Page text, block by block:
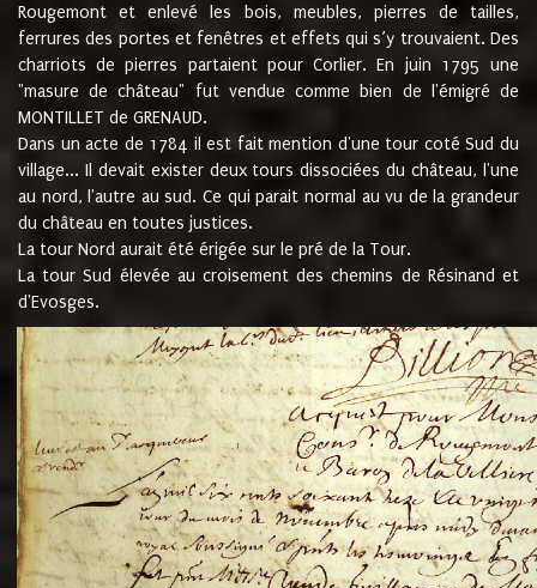
Rougemont et enlevé les bois, meubles, pierres de tailles,
ferrures des portes et fenêtres et effets qui s’y trouvaient. Des
charriots de pierres partaient pour Corlier. En juin 1795 une
"masure de château" fut vendue comme bien de l'émigré de
MONTILLET de GRENAUD.
Dans un acte de 1784 il est fait mention d'une tour coté Sud du
village... Il devait exister deux tours dissociées du château, l'une
au nord, l'autre au sud. Ce qui parait normal au vu de la grandeur
du château en toutes justices.
La tour Nord aurait été érigée sur le pré de la Tour.
La tour Sud élevée au croisement des chemins de Résinand et
d'Evosges.